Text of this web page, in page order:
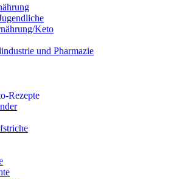
Keto
und Pharmazie
Rezepte